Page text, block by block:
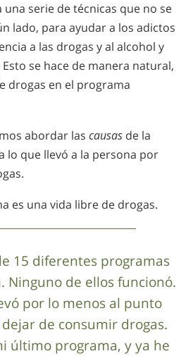
serie de técnicas que no se
lado, para ayudar a los adictos
a las drogas y al alcohol y
se hace de manera natural,
drogas en el programa
abordar las causas de la
lo que llevó a la persona por
es una vida libre de drogas.
15 diferentes programas
Ninguno de ellos funcionó.
por lo menos al punto
de consumir drogas.
último programa, y ya he